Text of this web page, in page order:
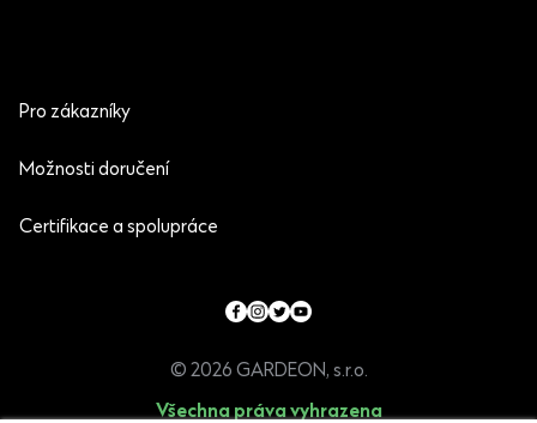
Pro zákazníky
Certifikace a spolupráce
Možnosti doručení
© 2026 GARDEON, s.r.o.
Všechna práva vyhrazena